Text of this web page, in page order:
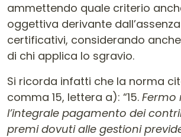
ammettendo quale criterio
oggettiva derivante
certificativi, considerando
di chi applica lo sgravio.
Si ricorda infatti che la norma
comma 15, lettera a): “15. Fermo
l’integrale pagamento dei
premi dovuti alle gestioni